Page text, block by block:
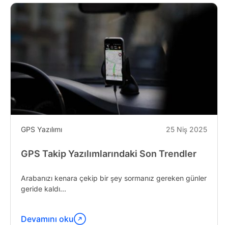
GPS Yazılımı 25 Niş 2025
GPS Takip Yazılımlarındaki Son Trendler
Arabanızı kenara çekip bir şey sormanız gereken günler
geride kaldı...
Devamını oku